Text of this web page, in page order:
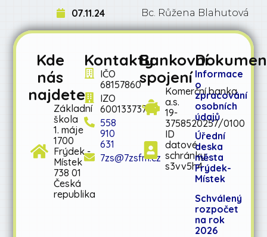
07.11.24 Bc. Růžena Blahutová
Kde
nás
najdete
Základní
škola
1. máje
1700
Frýdek -
Místek
738 01
Česká
republika
Kontakty
IČO
68157860
IZO
600133737
558
910
631
7zs@7zsfm.cz
Bankovní
spojení
Komerční banka
a.s.
19-
3758520257/0100
ID
datové
schránky:
s3vv5h4
Informace
o
zpracování
osobních
údajů
Úřední
deska
města
Frýdek-
Místek
Schválený
rozpočet
na rok
2026